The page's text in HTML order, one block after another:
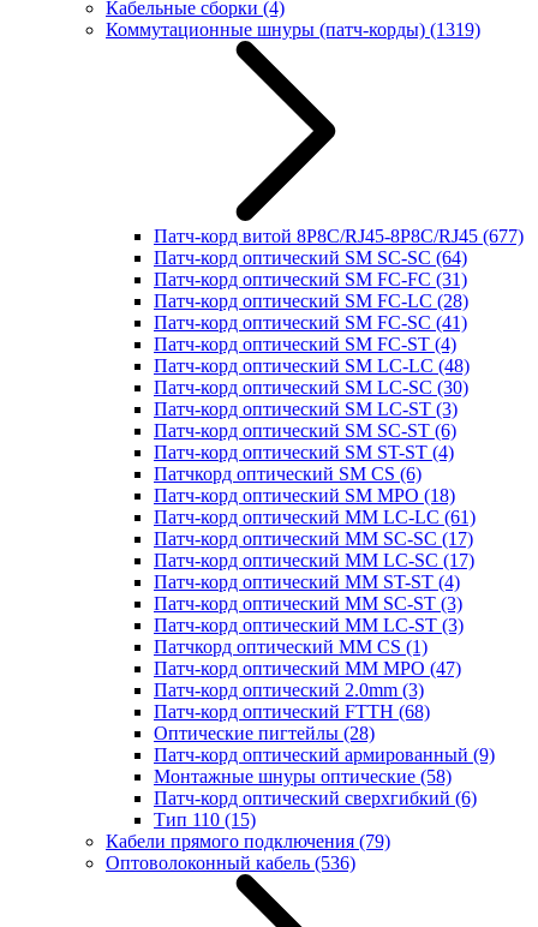
Кабельные сборки (4)
Коммутационные шнуры (патч-корды) (1319)
Патч-корд витой 8P8C/RJ45-8P8C/RJ45 (677)
Патч-корд оптический SM SC-SC (64)
Патч-корд оптический SM FC-FC (31)
Патч-корд оптический SM FC-LC (28)
Патч-корд оптический SM FC-SC (41)
Патч-корд оптический SM FC-ST (4)
Патч-корд оптический SM LC-LC (48)
Патч-корд оптический SM LC-SC (30)
Патч-корд оптический SM LC-ST (3)
Патч-корд оптический SM SC-ST (6)
Патч-корд оптический SM ST-ST (4)
Патчкорд оптический SM CS (6)
Патч-корд оптический SM MPO (18)
Патч-корд оптический MM LC-LC (61)
Патч-корд оптический MM SC-SC (17)
Патч-корд оптический MM LC-SC (17)
Патч-корд оптический MM ST-ST (4)
Патч-корд оптический MM SC-ST (3)
Патч-корд оптический MM LC-ST (3)
Патчкорд оптический MM CS (1)
Патч-корд оптический MM MPO (47)
Патч-корд оптический 2.0mm (3)
Патч-корд оптический FTTH (68)
Оптические пигтейлы (28)
Патч-корд оптический армированный (9)
Монтажные шнуры оптические (58)
Патч-корд оптический сверхгибкий (6)
Тип 110 (15)
Кабели прямого подключения (79)
Оптоволоконный кабель (536)